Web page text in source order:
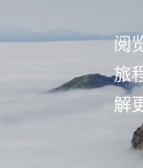
阅
旅
解